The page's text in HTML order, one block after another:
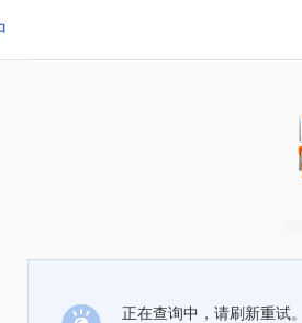
正在查询中，请刷新重试。